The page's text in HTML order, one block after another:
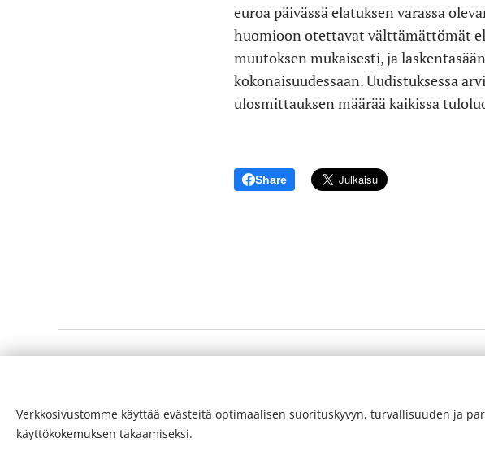
euroa päivässä elatuksen varassa
huomioon otettavat välttämättömät
muutoksen mukaisesti, ja
kokonaisuudessaan. Uudistuksessa
ulosmittauksen määrää kaikissa
Share
ISSN 2342-3439
Verkkosivustomme käyttää evästeitä optimaalisen suorituskyvyn, turvallisuuden ja
käyttökokemuksen takaamiseksi.